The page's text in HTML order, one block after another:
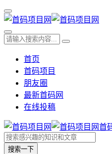
首页
首码项目
朋友圈
最新首码网
在线投稿
首
搜索一下